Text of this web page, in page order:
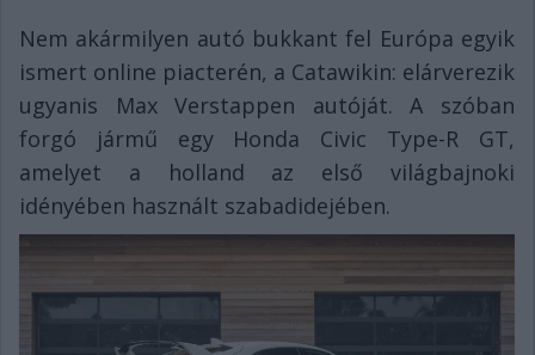
Nem akármilyen autó bukkant fel Európa egyik
ismert online piacterén, a Catawikin: elárverezik
ugyanis Max Verstappen autóját. A szóban
forgó jármű egy Honda Civic Type-R GT,
amelyet a holland az első világbajnoki
idényében használt szabadidejében.